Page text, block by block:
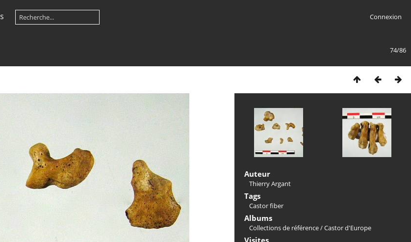
Connexion
74/86
Auteur
Thierry Argant
Tags
Castor fiber
Albums
Collections de référence/Castor d'Europe
Visites